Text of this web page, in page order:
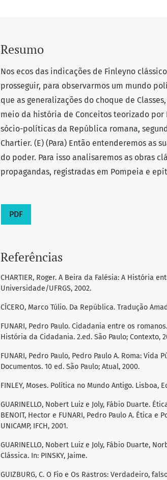
Resumo
Nos ecos das indicações de Finleyno
prosseguir, para observarmos um mundo
que as generalizações do choque de
meio da história de Conceitos teorizado por
sócio-políticas da República romana,
Chartier. (E) (Para) Então entenderemos as
do poder. Para isso analisaremos as obras
propagandas, registradas em Pompeia e
PDF
Referências
CHARTIER, Roger. A Beira da Falésia: A História
Universidade/UFRGS, 2002.
CÍCERO, Marco Túlio. Da República. Tradução
FUNARI, Pedro Paulo. Cidadania entre os
História da Cidadania. 2.ed. São Paulo; Contexto,
FUNARI, Pedro Paulo, Pedro Paulo A. Roma: Vida
Documentos. 10 ed. São Paulo; Atual, 2000.
FINLEY, Moses. Política no Mundo Antigo. Lisboa,
GUARINELLO, Nobert Luiz e Joly, Fábio Duarte.
BENOIT, Hector e FUNARI, Pedro Paulo A. Ética e
UNICAMP, IFCH, 2001.
GUARINELLO, Nobert Luiz e Joly, Fábio Duarte,
Clássica. In: PINSKY, Jaime.
GUIZBURG, C. O Fio e Os Rastros: Verdadeiro,